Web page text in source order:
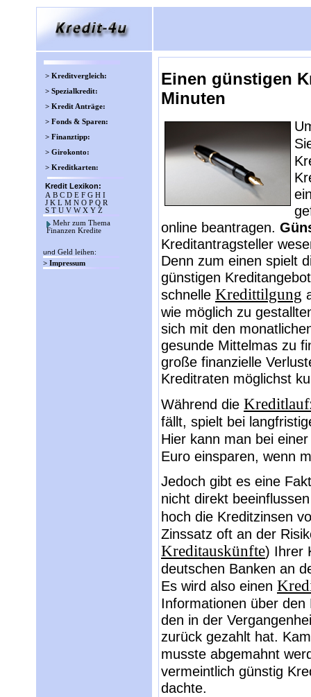
> Kreditvergleich:
> Spezialkredit:
> Kredit Anträge:
> Fonds & Sparen:
> Finanztipp:
> Girokonto:
> Kreditkarten:
Kredit Lexikon:
A B C D E F G H I
J K L M N O P Q R
S T U V WX Y Z
Mehr zum Thema
Finanzen Kredite
und Geld leihen:
> Impressum
Einen günstigen
Minuten
online beantragen.
Kreditantragsteller
Denn zum einen spielt
günstigen
schnelle Kredittilgung
wie möglich zu
sich mit den
gesunde Mittelmas zu
große finanzielle
Kreditraten möglichst
Während die
fällt, spielt bei
Hier kann man bei
Euro einsparen, wenn
Jedoch gibt es eine
nicht direkt
hoch die Kreditzinsen
Zinssatz oft an der
Kreditauskünfte) Ihrer
deutschen Banken an
Es wird also einen
Informationen über
den in der
zurück gezahlt hat.
musste abgemahnt
vermeintlich günstig
dachte.